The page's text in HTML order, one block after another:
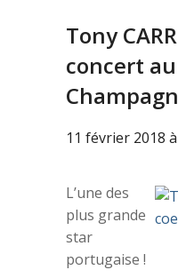
Tony
concert
11 février 2018
L’une des
plus grande
star
portugaise !